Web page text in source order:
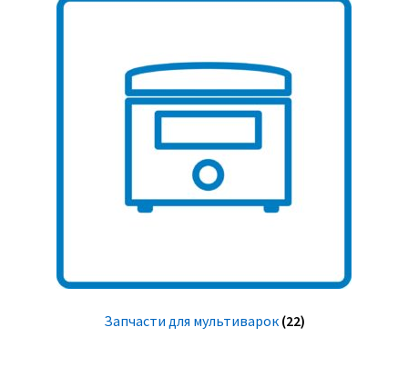
Запчасти для мультиварок (22)